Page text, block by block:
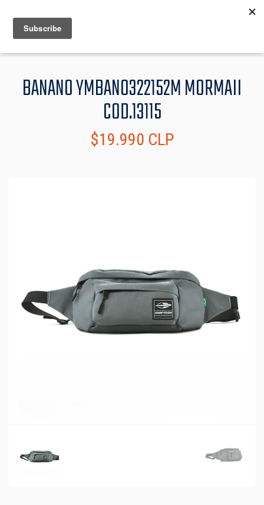
MENU
BANANO YMBAN0322152M MORMAII
COD.13115
$19.990 CLP